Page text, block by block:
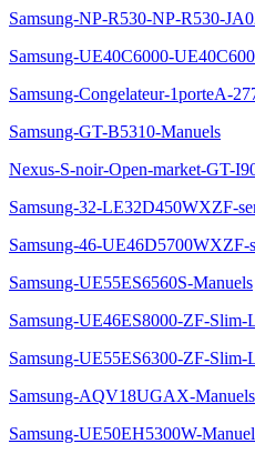
Samsung-NP-R530-NP-R530-
Samsung-UE40C6000-
Samsung-Congelateur-1porteA-
Samsung-GT-B5310-Manuels
Nexus-S-noir-Open-market-GT-
Samsung-32-LE32D450WXZF-
Samsung-46-
Samsung-UE55ES6560S-Manuels
Samsung-UE46ES8000-ZF-
Samsung-UE55ES6300-ZF-
Samsung-AQV18UGAX-Manuels
Samsung-UE50EH5300W-